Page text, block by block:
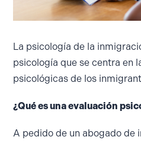
La psicología de la
psicología que se centra en
psicológicas de los
¿Qué es una evaluación
A pedido de un abogado de